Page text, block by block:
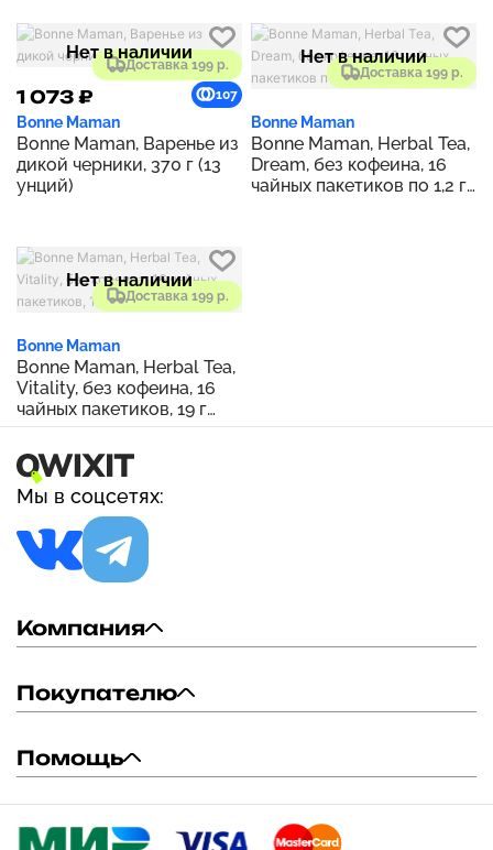
Доставка 199 р.
Нет в наличии
1 073 ₽ 107
Bonne Maman
Bonne Maman, Варенье из
дикой черники, 370 г (13
унций)
Доставка 199 р.
Нет в наличии
Bonne Maman
Bonne Maman, Herbal Tea,
Dream, без кофеина, 16
чайных пакетиков по 1,2 г
Доставка 199 р.
Нет в наличии
Bonne Maman
Bonne Maman, Herbal Tea,
Vitality, без кофеина, 16
чайных пакетиков, 19 г
(0,68 унции)
Мы в соцсетях:
Компания
Покупателю
Помощь